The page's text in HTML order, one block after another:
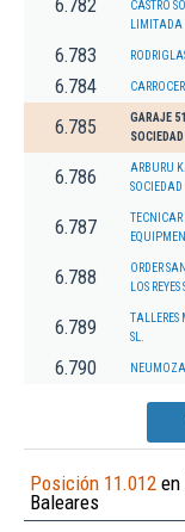
6.782
CASTRO
LIMITADA
6.783
6.784
6.785
GARAJE
6.786
ARBURU
6.787
TECNICAR
6.788
ORDER
LOS REYES
6.789
TALLERES
SL.
6.790
Posición 11.012 en
Baleares